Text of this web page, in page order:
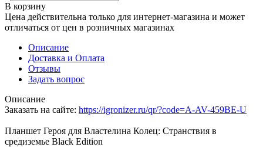
В корзину
Цена действительна только для интернет-магазина и может
отличаться от цен в розничных магазинах
Описание
Доставка и Оплата
Отзывы
Задать вопрос
Описание
Заказать на сайте: https://igronizer.ru/qr/?code=A-AV-459BE-U
Планшет Героя для Властелина Колец: Странствия в
средиземье Black Edition